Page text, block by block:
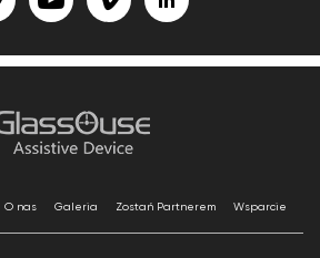
O nas Galeria Zostań Partnerem Wsparcie